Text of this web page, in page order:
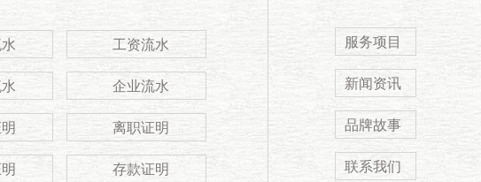
工资流水
企业流水
离职证明
存款证明
服务项目
新闻资讯
品牌故事
联系我们